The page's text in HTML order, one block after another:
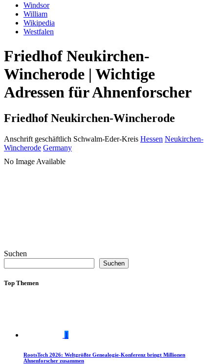
Windsor
William
Wikipedia
Westfalen
Friedhof Neukirchen-
Wincherode | Wichtige
Adressen für Ahnenforscher
Friedhof Neukirchen-Wincherode
Anschrift geschäftlich Schwalm-Eder-Kreis Hessen Neukirchen-
Wincherode Germany
No Image Available
Suchen
Suchen
Top Themen
1
RootsTech 2026: Weltgrößte Genealogie-Konferenz bringt Millionen
Ahnenforscher zusammen